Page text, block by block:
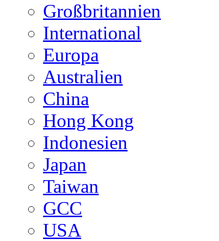
Großbritannien
International
Europa
Australien
China
Hong Kong
Indonesien
Japan
Taiwan
GCC
USA